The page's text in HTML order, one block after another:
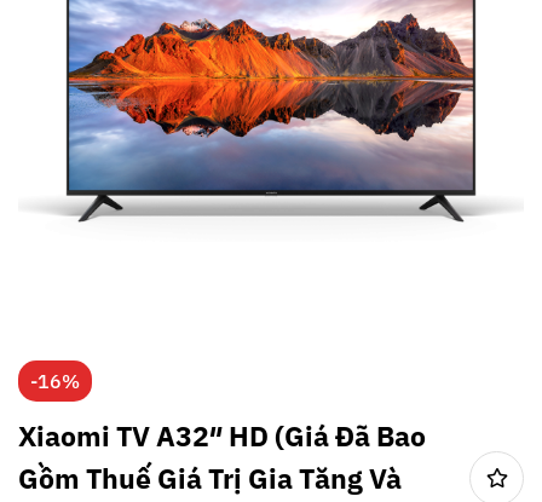
-16%
Xiaomi TV A32″ HD (Giá Đã Bao
Gồm Thuế Giá Trị Gia Tăng Và